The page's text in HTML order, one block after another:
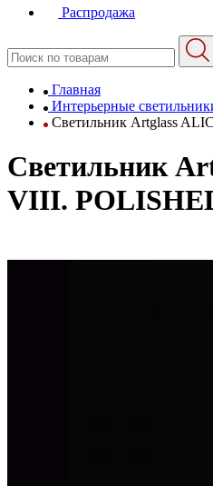
Распродажа
Главная
Интерьерные
Светильник Artglass
Светильник
VIII.